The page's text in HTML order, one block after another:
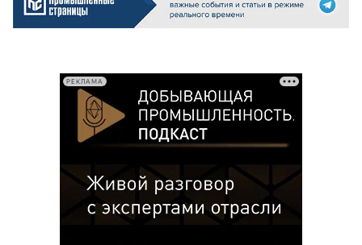
РЕКЛАМА